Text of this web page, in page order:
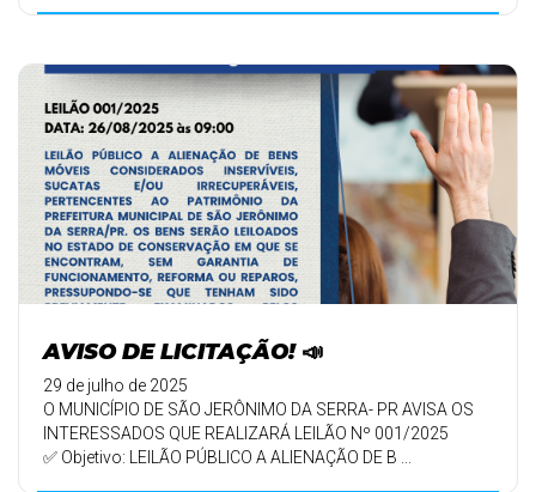
AVISO DE LICITAÇÃO! 📣
29 de julho de 2025
O MUNICÍPIO DE SÃO JERÔNIMO DA SERRA- PR AVISA OS
INTERESSADOS QUE REALIZARÁ LEILÃO Nº 001/2025
✅ Objetivo: LEILÃO PÚBLICO A ALIENAÇÃO DE B ...